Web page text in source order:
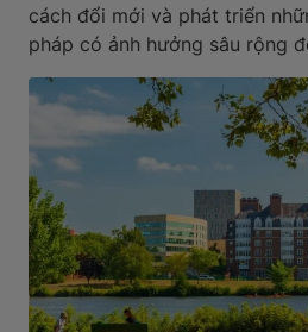
cách đổi mới và phát triển
pháp có ảnh hưởng sâu rộng